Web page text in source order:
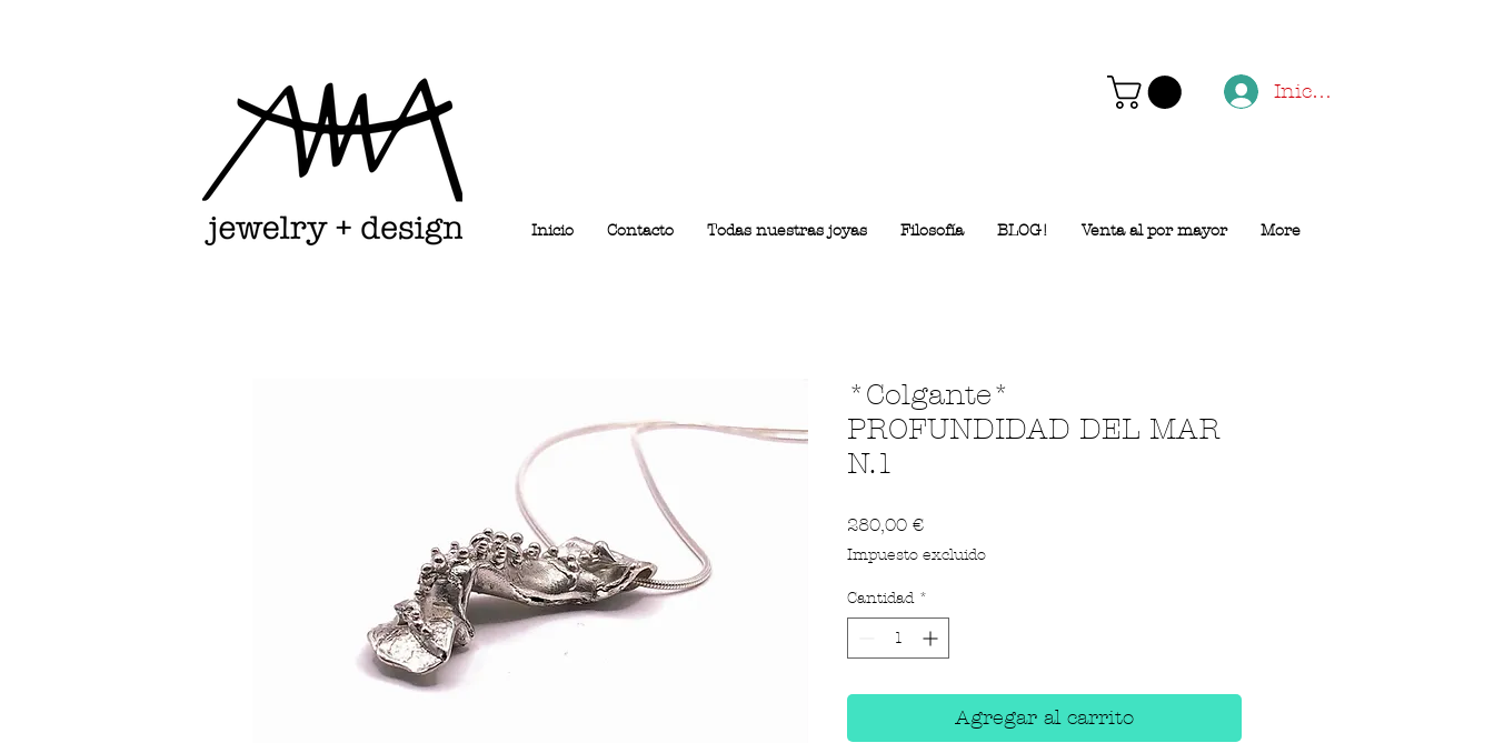
Iniciar sesión
Inicio Contacto Todas nuestras joyas Filosofía BLOG! Venta al por mayor More
*Colgante*
PROFUNDIDAD DEL MAR
N.1
280,00 €Precio
Impuesto excluido
Cantidad *
Agregar al carrito